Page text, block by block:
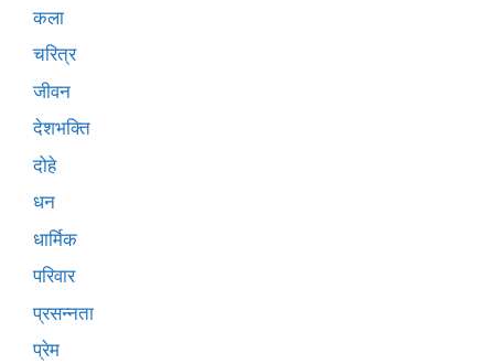
कला
चरित्र
जीवन
देशभक्ति
दोहे
धन
धार्मिक
परिवार
प्रसन्नता
प्रेम